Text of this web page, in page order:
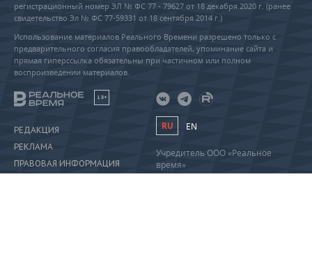
регистрационный номер ЭЛ № ФС 77 - 79627 от 18 декабря 2020 г. (ранее
свидетельство Эл № ФС 77-59331 от 18 сентября 2014 г.)
Использование материалов Реального Времени разрешено только с
предварительного согласия правообладателей, упоминание сайта и
прямая гиперссылка обязательны при частичном или полном
воспроизведении материалов.
18+
РЕДАКЦИЯ
РЕКЛАМА
ПРАВОВАЯ ИНФОРМАЦИЯ
RU EN
Учредитель ООО «Реальное
время»
Главный редактор Саушина А.А.